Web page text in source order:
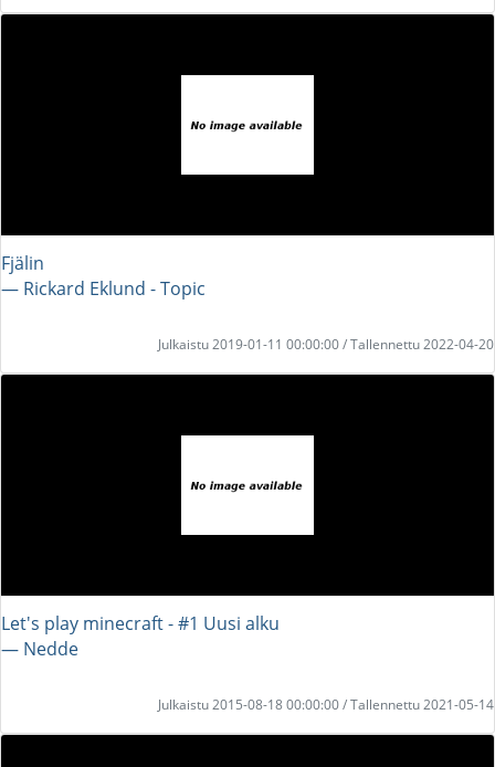
Fjälin
― Rickard Eklund - Topic
Julkaistu 2019-01-11 00:00:00 / Tallennettu 2022-04-20
Let's play minecraft - #1 Uusi alku
― Nedde
Julkaistu 2015-08-18 00:00:00 / Tallennettu 2021-05-14